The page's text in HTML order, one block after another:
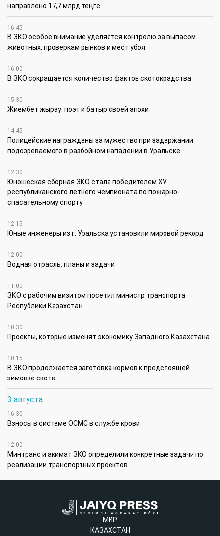
направлено 17,7 млрд теңге
16:45
В ЗКО особое внимание уделяется контролю за выпасом
животных, проверкам рынков и мест убоя
16:00
В ЗКО сокращается количество фактов скотокрадства
15:30
Жиембет жырау: поэт и батыр своей эпохи
14:45
Полицейские награждены за мужество при задержании
подозреваемого в разбойном нападении в Уральске
12:30
Юношеская сборная ЗКО стала победителем XV
республиканского летнего чемпионата по пожарно-
спасательному спорту
12:15
Юные инженеры из г. Уральска установили мировой рекорд
12:00
Водная отрасль: планы и задачи
11:00
ЗКО с рабочим визитом посетил министр транспорта
Республики Казахстан
10:30
Проекты, которые изменят экономику Западного Казахстана
10:15
В ЗКО продолжается заготовка кормов к предстоящей
зимовке скота
3 августа
16:30
Взносы в системе ОСМС в службе крови
12:00
Минтранс и акимат ЗКО определили конкретные задачи по
реализации транспортных проектов
МИР
КАЗАХСТАН